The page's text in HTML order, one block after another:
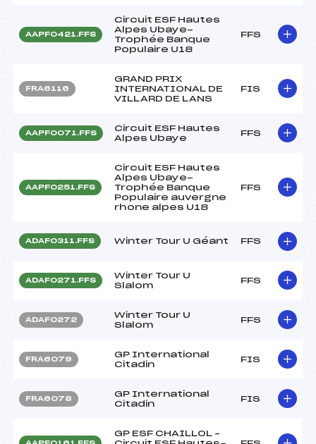
AAPF0421.FFS
Circuit ESF Hautes
Alpes Ubaye-
Trophée Banque
Populaire U18
FFS
FRA6116
GRAND PRIX
INTERNATIONAL DE
VILLARD DE LANS
FIS
AAPF0071.FFS
Circuit ESF Hautes
Alpes Ubaye
FFS
AAPF0251.FFS
Circuit ESF Hautes
Alpes Ubaye-
Trophée Banque
Populaire auvergne
rhone alpes U18
FFS
ADAF0311.FFS Winter Tour U Géant FFS
ADAF0271.FFS
Winter Tour U
Slalom
FFS
ADAF0272
Winter Tour U
Slalom
FFS
FRA6079
GP International
Citadin
FIS
FRA6078
GP International
Citadin
FIS
GP ESF CHAILLOL –